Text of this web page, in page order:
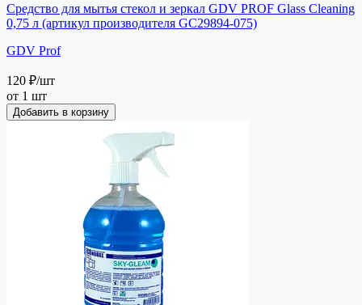
Средство для мытья стекол и зеркал GDV PROF Glass Cleaning
0,75 л (артикул производителя GC29894-075)
GDV Prof
120 ₽/шт
от 1 шт
Добавить в корзину